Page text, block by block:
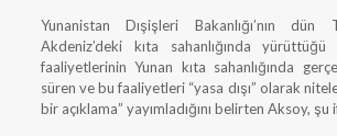
Yunanistan Dışişleri Bakanlığı’nın dün
Akdeniz’deki kıta sahanlığında
faaliyetlerinin Yunan kıta sahanlığında
süren ve bu faaliyetleri “yasa dışı” olarak
bir açıklama” yayımladığını belirten Aksoy,